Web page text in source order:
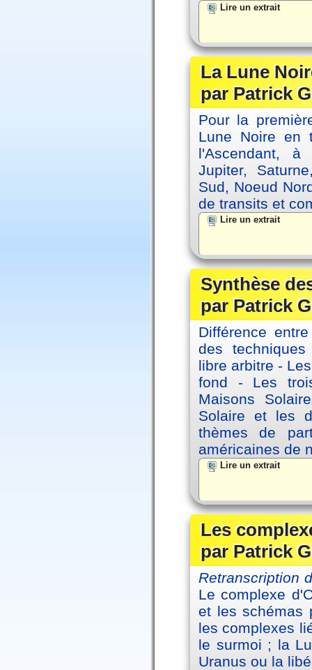
Lire un extrait
La Lune
par Patrick
Pour la
Lune Noire en
l'Ascendant,
Jupiter,
Sud, Noeud
de transits et
Lire un extrait
Synthèse
par Patrick
Différence
des
libre arbitre -
fond - Les
Maisons
Solaire et les
thèmes de
américaines de
Lire un extrait
Les
par Patrick
Retranscription
Le complexe
et les schémas
les complexes
le surmoi ; la
Uranus ou la